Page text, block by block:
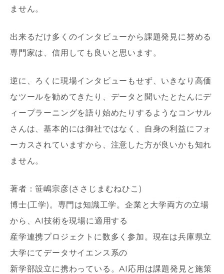
ません。
出来るだけ多くのインタビューから課題発見に努める
専門家は、信用しても良いと思います。
逆に、ろくに現場インタビューもせず、いきなり高価
なツールを勧めてきたり、データと聞いたとたんにデ
ィープラーニングを語り始めたりするようなコンサル
さんは、基本的には御社ではなく、自身の利益にフォ
ーカスされていますから、注意した方が良いかも知れ
ません。
著者：笹嶋宗彦(ささじまむねひこ)
博士(工学)。専門は知識工学。企業と大学両方の立場
から、AI技術を現場に適用する
産学連携プロジェクトに数多く参加。現在は兵庫県立
大学にてデータサイエンス系の
新学部設立に携わっている。AI応用は課題発見と施策